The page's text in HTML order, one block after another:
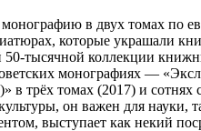
в двух томах по
которые украшали
50-тысячной коллекции
монографиях —
трёх томах (2017) и
он важен для науки,
выступает как некий